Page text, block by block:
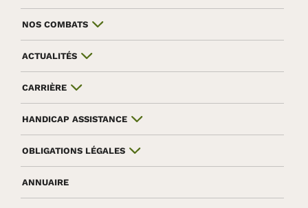
NOS COMBATS
ACTUALITÉS
CARRIÈRE
HANDICAP ASSISTANCE
OBLIGATIONS LÉGALES
ANNUAIRE